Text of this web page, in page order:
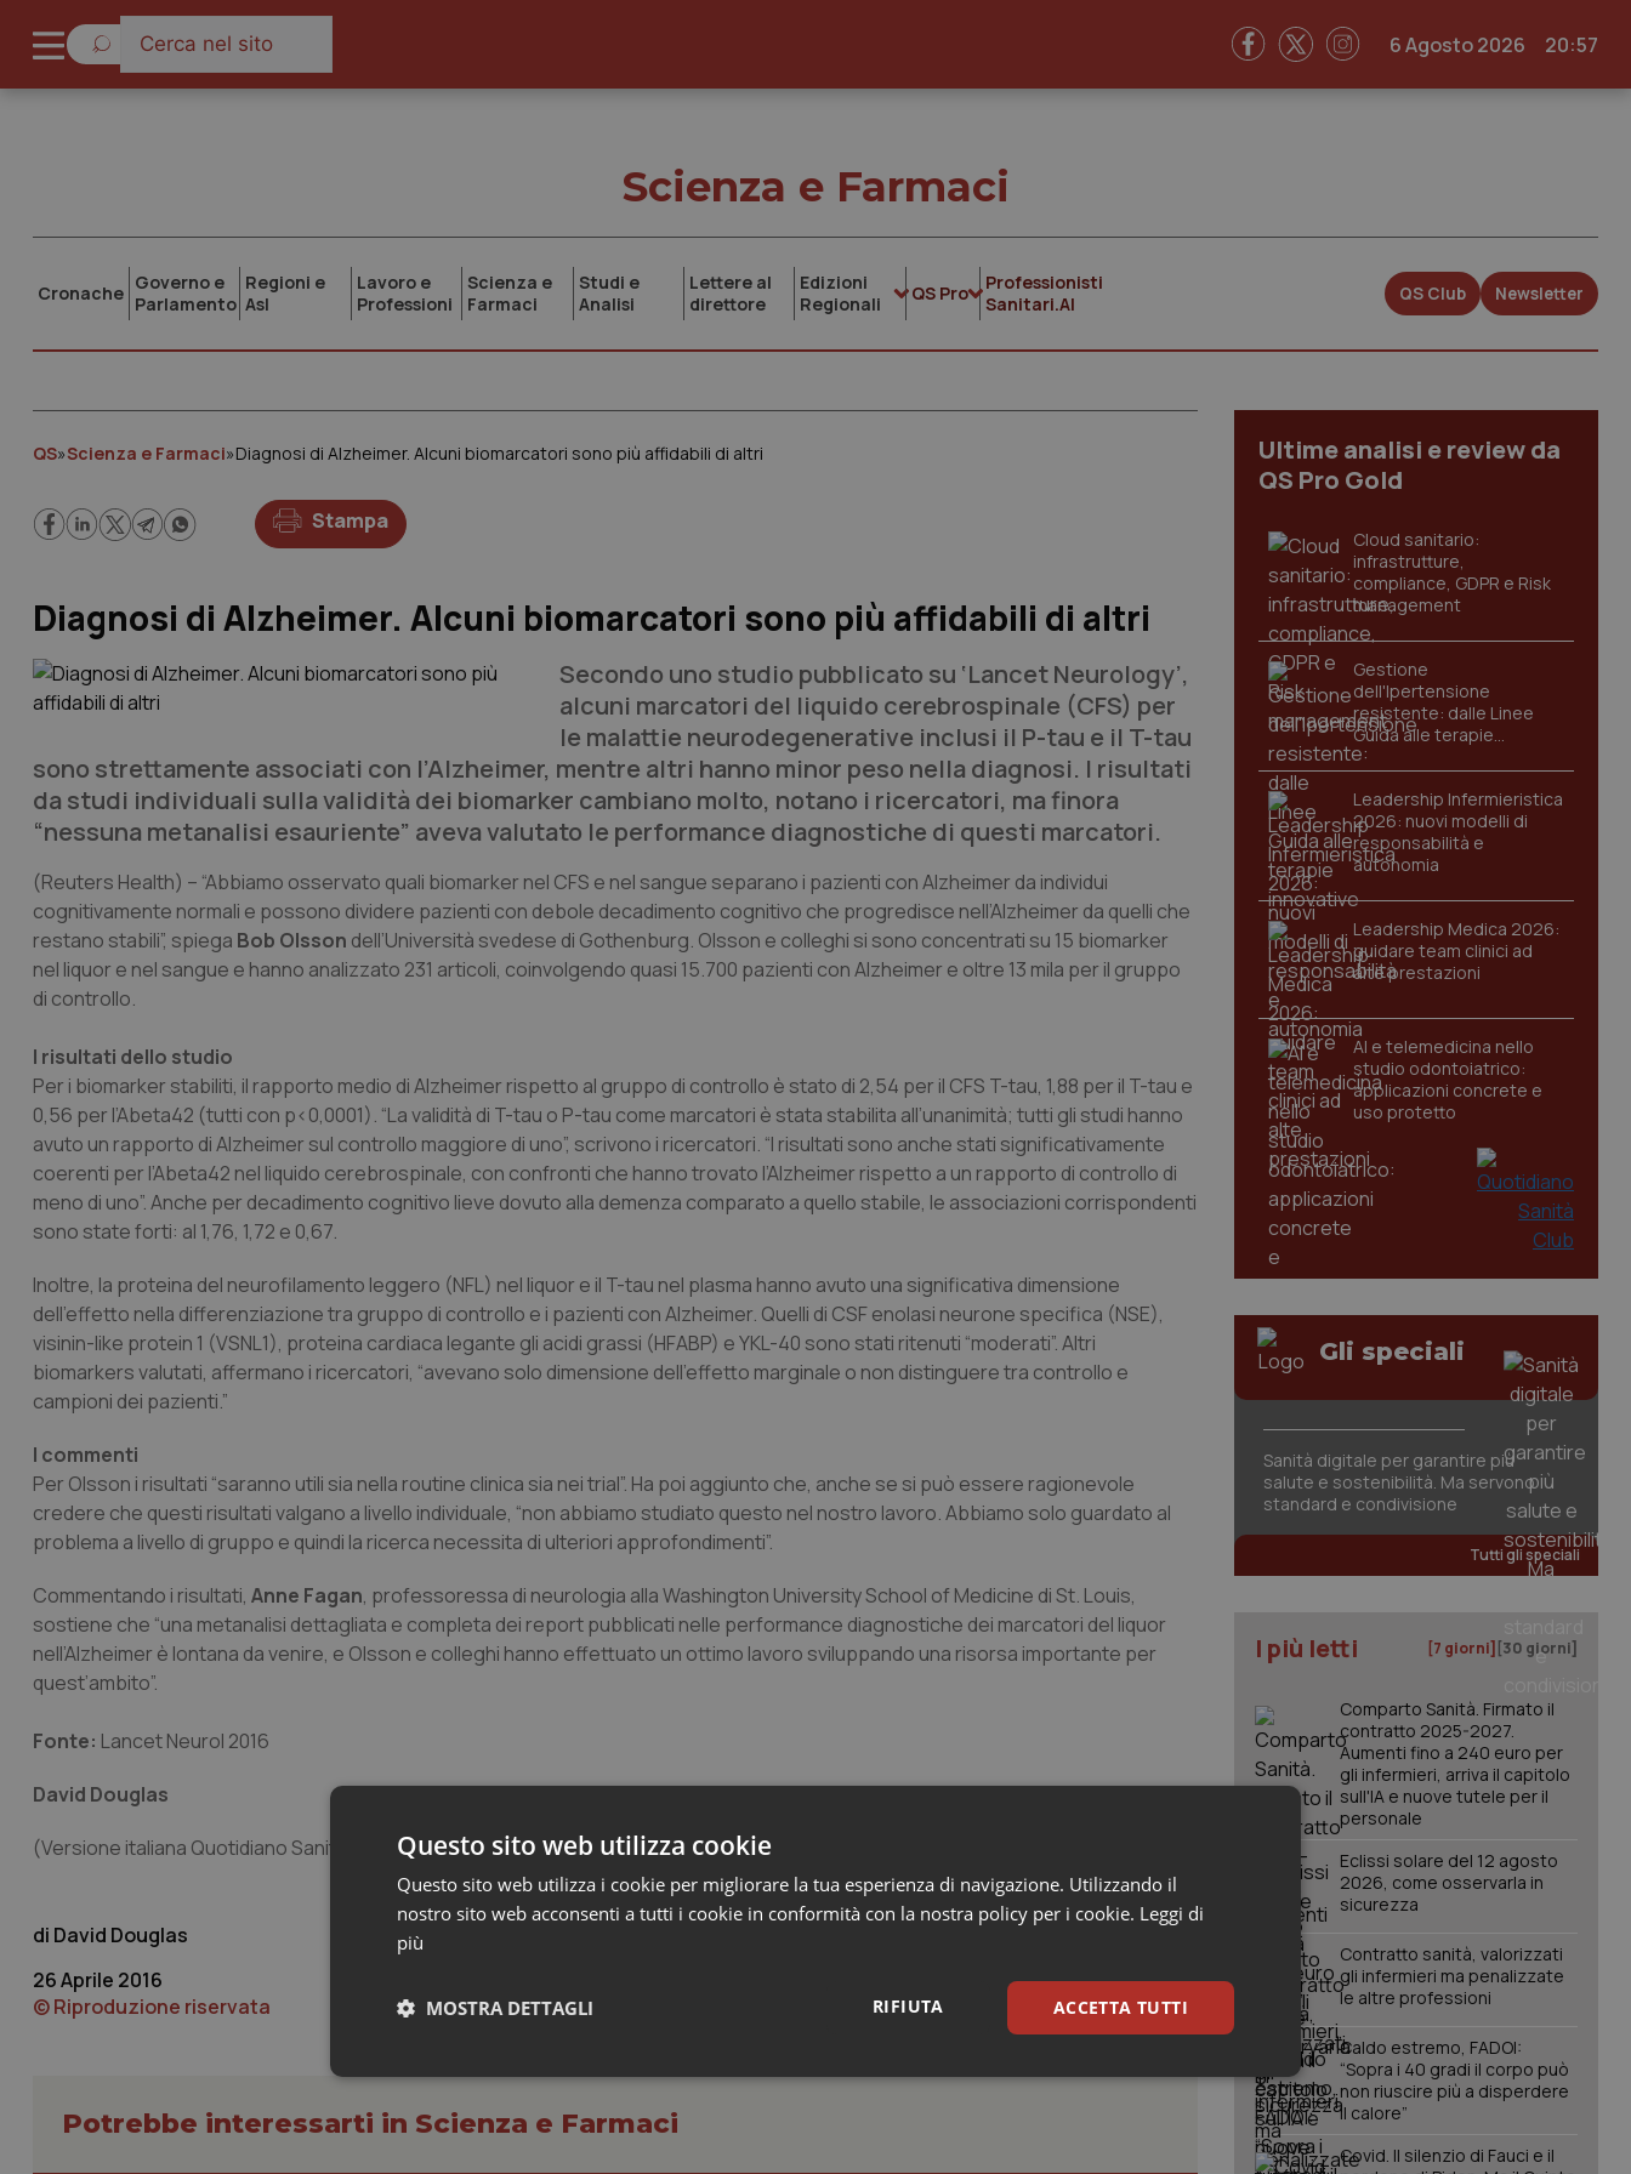
6 Agosto 2026 20:57
Scienza e Farmaci
Cronache Governo e
Parlamento
Regioni e
Asl
Lavoro e
Professioni
Scienza e
Farmaci
Studi e
Analisi
Lettere al
direttore
Edizioni
Regionali
QS Pro
Professionisti
Sanitari.AI
QS Club Newsletter
QS»Scienza e Farmaci»Diagnosi di Alzheimer. Alcuni biomarcatori sono più affidabili di altri
Stampa
Diagnosi di Alzheimer. Alcuni biomarcatori sono più affidabili di altri
Secondo uno studio pubblicato su ‘Lancet Neurology’,
alcuni marcatori del liquido cerebrospinale (CFS) per
le malattie neurodegenerative inclusi il P-tau e il T-tau
sono strettamente associati con l’Alzheimer, mentre altri hanno minor peso nella diagnosi. I risultati
da studi individuali sulla validità dei biomarker cambiano molto, notano i ricercatori, ma finora
“nessuna metanalisi esauriente” aveva valutato le performance diagnostiche di questi marcatori.
(Reuters Health) – “Abbiamo osservato quali biomarker nel CFS e nel sangue separano i pazienti con Alzheimer da individui
cognitivamente normali e possono dividere pazienti con debole decadimento cognitivo che progredisce nell’Alzheimer da quelli che
restano stabili”, spiega Bob Olsson dell’Università svedese di Gothenburg. Olsson e colleghi si sono concentrati su 15 biomarker
nel liquor e nel sangue e hanno analizzato 231 articoli, coinvolgendo quasi 15.700 pazienti con Alzheimer e oltre 13 mila per il gruppo
di controllo.
I risultati dello studio
Per i biomarker stabiliti, il rapporto medio di Alzheimer rispetto al gruppo di controllo è stato di 2,54 per il CFS T-tau, 1,88 per il T-tau e
0,56 per l’Abeta42 (tutti con p<0,0001). “La validità di T-tau o P-tau come marcatori è stata stabilita all’unanimità; tutti gli studi hanno
avuto un rapporto di Alzheimer sul controllo maggiore di uno”, scrivono i ricercatori. “I risultati sono anche stati significativamente
coerenti per l’Abeta42 nel liquido cerebrospinale, con confronti che hanno trovato l’Alzheimer rispetto a un rapporto di controllo di
meno di uno”. Anche per decadimento cognitivo lieve dovuto alla demenza comparato a quello stabile, le associazioni corrispondenti
sono state forti: al 1,76, 1,72 e 0,67.
Inoltre, la proteina del neurofilamento leggero (NFL) nel liquor e il T-tau nel plasma hanno avuto una significativa dimensione
dell’effetto nella differenziazione tra gruppo di controllo e i pazienti con Alzheimer. Quelli di CSF enolasi neurone specifica (NSE),
visinin-like protein 1 (VSNL1), proteina cardiaca legante gli acidi grassi (HFABP) e YKL-40 sono stati ritenuti “moderati”. Altri
biomarkers valutati, affermano i ricercatori, “avevano solo dimensione dell’effetto marginale o non distinguere tra controllo e
campioni dei pazienti.”
I commenti
Per Olsson i risultati “saranno utili sia nella routine clinica sia nei trial”. Ha poi aggiunto che, anche se si può essere ragionevole
credere che questi risultati valgano a livello individuale, “non abbiamo studiato questo nel nostro lavoro. Abbiamo solo guardato al
problema a livello di gruppo e quindi la ricerca necessita di ulteriori approfondimenti”.
Commentando i risultati, Anne Fagan, professoressa di neurologia alla Washington University School of Medicine di St. Louis,
sostiene che “una metanalisi dettagliata e completa dei report pubblicati nelle performance diagnostiche dei marcatori del liquor
nell’Alzheimer è lontana da venire, e Olsson e colleghi hanno effettuato un ottimo lavoro sviluppando una risorsa importante per
quest’ambito”.
Fonte: Lancet Neurol 2016
David Douglas
(Versione italiana Quotidiano Sanità/Popular Science)
David Douglas
26 Aprile 2016
© Riproduzione riservata
Potrebbe interessarti in Scienza e Farmaci
Ultime analisi e review da
QS Pro Gold
Cloud sanitario:
infrastrutture,
compliance, GDPR e Risk
management
Gestione
dell'Ipertensione
resistente: dalle Linee
Guida alle terapie
innovative
Leadership Infermieristica
2026: nuovi modelli di
responsabilità e
autonomia
Leadership Medica 2026:
guidare team clinici ad
alte prestazioni
AI e telemedicina nello
studio odontoiatrico:
applicazioni concrete e
uso protetto
Gli speciali
Sanità digitale per garantire più
salute e sostenibilità. Ma servono
standard e condivisione
Tutti gli speciali
I più letti [7 giorni] [30 giorni]
Comparto Sanità. Firmato il
contratto 2025-2027.
Aumenti fino a 240 euro per
gli infermieri, arriva il capitolo
sull'IA e nuove tutele per il
personale
Eclissi solare del 12 agosto
2026, come osservarla in
sicurezza
Contratto sanità, valorizzati
gli infermieri ma penalizzate
le altre professioni
Caldo estremo, FADOI:
“Sopra i 40 gradi il corpo può
non riuscire più a disperdere
il calore”
Covid. Il silenzio di Fauci e il
Questo sito web utilizza cookie
Questo sito web utilizza i cookie per migliorare la tua esperienza di navigazione. Utilizzando il
nostro sito web acconsenti a tutti i cookie in conformità con la nostra policy per i cookie. Leggi di
più
ACCETTA TUTTI
RIFIUTA
MOSTRA DETTAGLI
Necessari Statistici Marketing